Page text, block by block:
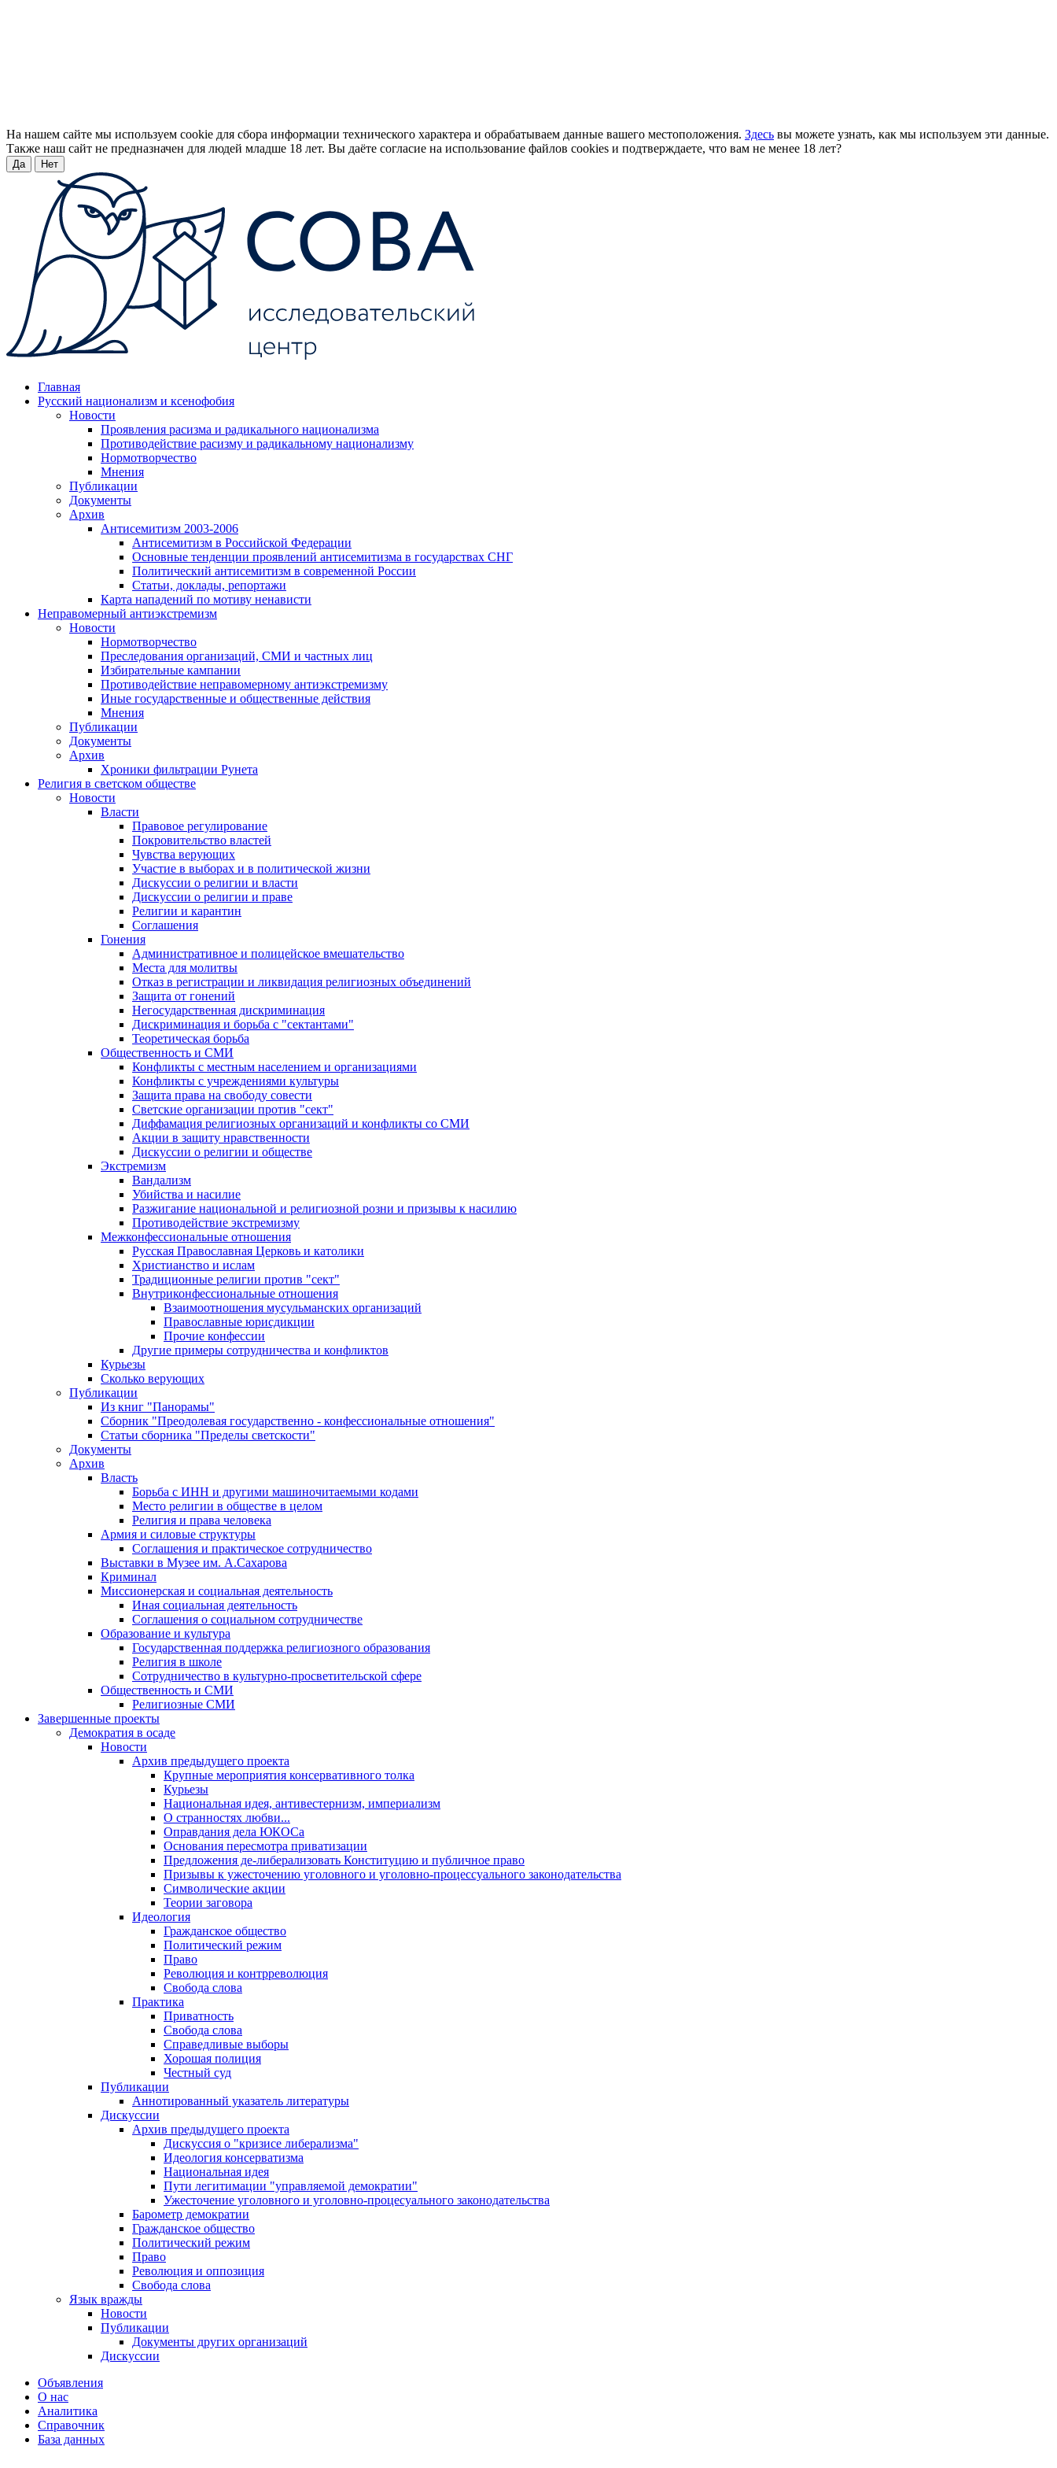
На нашем сайте мы используем cookie для сбора информации технического характера и обрабатываем данные вашего местоположения. Здесь вы можете узнать, как мы используем эти данные.
Также наш сайт не предназначен для людей младше 18 лет. Вы даёте согласие на использование файлов cookies и подтверждаете, что вам не менее 18 лет?
Да Нет
Главная
Русский национализм и ксенофобия
Новости
Проявления расизма и радикального национализма
Противодействие расизму и радикальному национализму
Нормотворчество
Мнения
Публикации
Документы
Архив
Антисемитизм 2003-2006
Антисемитизм в Российской Федерации
Основные тенденции проявлений антисемитизма в государствах СНГ
Политический антисемитизм в современной России
Статьи, доклады, репортажи
Карта нападений по мотиву ненависти
Неправомерный антиэкстремизм
Новости
Нормотворчество
Преследования организаций, СМИ и частных лиц
Избирательные кампании
Противодействие неправомерному антиэкстремизму
Иные государственные и общественные действия
Мнения
Публикации
Документы
Архив
Хроники фильтрации Рунета
Религия в светском обществе
Новости
Власти
Правовое регулирование
Покровительство властей
Чувства верующих
Участие в выборах и в политической жизни
Дискуссии о религии и власти
Дискуссии о религии и праве
Религии и карантин
Соглашения
Гонения
Административное и полицейское вмешательство
Места для молитвы
Отказ в регистрации и ликвидация религиозных объединений
Защита от гонений
Негосударственная дискриминация
Дискриминация и борьба с "сектантами"
Теоретическая борьба
Общественность и СМИ
Конфликты с местным населением и организациями
Конфликты с учреждениями культуры
Защита права на свободу совести
Светские организации против "сект"
Диффамация религиозных организаций и конфликты со СМИ
Акции в защиту нравственности
Дискуссии о религии и обществе
Экстремизм
Вандализм
Убийства и насилие
Разжигание национальной и религиозной розни и призывы к насилию
Противодействие экстремизму
Межконфессиональные отношения
Русская Православная Церковь и католики
Христианство и ислам
Традиционные религии против "сект"
Внутриконфессиональные отношения
Взаимоотношения мусульманских организаций
Православные юрисдикции
Прочие конфессии
Другие примеры сотрудничества и конфликтов
Курьезы
Сколько верующих
Публикации
Из книг "Панорамы"
Сборник "Преодолевая государственно - конфессиональные отношения"
Статьи сборника "Пределы светскости"
Документы
Архив
Власть
Борьба с ИНН и другими машиночитаемыми кодами
Место религии в обществе в целом
Религия и права человека
Армия и силовые структуры
Соглашения и практическое сотрудничество
Выставки в Музее им. А.Сахарова
Криминал
Миссионерская и социальная деятельность
Иная социальная деятельность
Соглашения о социальном сотрудничестве
Образование и культура
Государственная поддержка религиозного образования
Религия в школе
Сотрудничество в культурно-просветительской сфере
Общественность и СМИ
Религиозные СМИ
Завершенные проекты
Демократия в осаде
Новости
Архив предыдущего проекта
Крупные мероприятия консервативного толка
Курьезы
Национальная идея, антивестернизм, империализм
О странностях любви...
Оправдания дела ЮКОСа
Основания пересмотра приватизации
Предложения де-либерализовать Конституцию и публичное право
Призывы к ужесточению уголовного и уголовно-процессуального законодательства
Символические акции
Теории заговора
Идеология
Гражданское общество
Политический режим
Право
Революция и контрреволюция
Свобода слова
Практика
Приватность
Свобода слова
Справедливые выборы
Хорошая полиция
Честный суд
Публикации
Аннотированный указатель литературы
Дискуссии
Архив предыдущего проекта
Дискуссия о "кризисе либерализма"
Идеология консерватизма
Национальная идея
Пути легитимации "управляемой демократии"
Ужесточение уголовного и уголовно-процесуального законодательства
Барометр демократии
Гражданское общество
Политический режим
Право
Революция и оппозиция
Свобода слова
Язык вражды
Новости
Публикации
Документы других организаций
Дискуссии
Объявления
О нас
Аналитика
Справочник
База данных